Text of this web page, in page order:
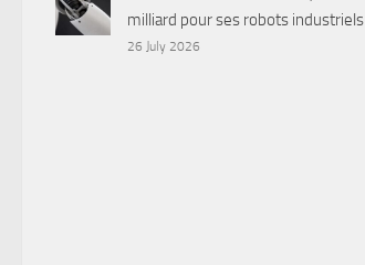
milliard pour ses robots industriels
26 July 2026